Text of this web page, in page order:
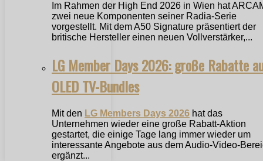
Im Rahmen der High End 2026 in Wien hat
zwei neue Komponenten seiner Radia-Serie
vorgestellt. Mit dem A50 Signature präsentiert der
britische Hersteller einen neuen Vollverstärker,...
LG Member Days 2026: große Rabatte
OLED TV-Bundles
Mit den LG Members Days 2026 hat das
Unternehmen wieder eine große Rabatt-Aktion
gestartet, die einige Tage lang immer wieder um
interessante Angebote aus dem Audio-Video-
ergänzt...